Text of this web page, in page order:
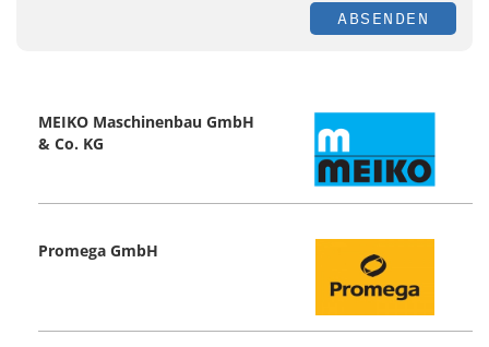
ABSENDEN
MEIKO Maschinenbau GmbH
& Co. KG
Promega GmbH